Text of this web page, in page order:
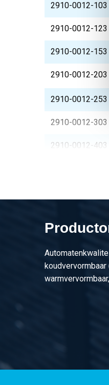
2910-0012-103
2910-0012-123
2910-0012-153
2910-0012-203
2910-0012-253
2910-0012-303
2910-0012-403
2910-0012-254
2910-0012-304